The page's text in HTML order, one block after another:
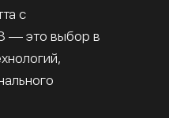
с
— это выбор в